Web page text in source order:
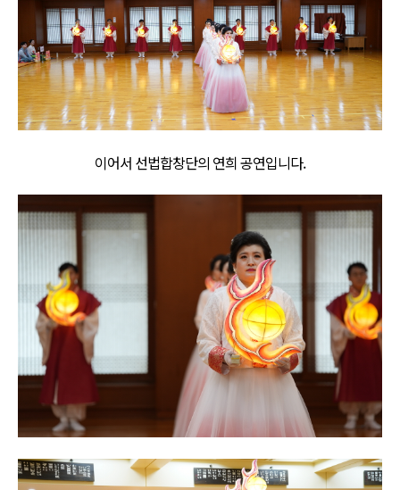
이어서 선법합창단의 연희 공연입니다.